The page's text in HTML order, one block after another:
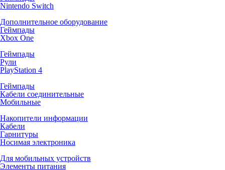
Nintendo Switch
Дополнительное оборудование
Геймпады
Xbox One
Геймпады
Рули
PlayStation 4
Геймпады
Кабели соединительные
Мобильные
Накопители информации
Кабели
Гарнитуры
Носимая электроника
Для мобильных устройств
Элементы питания